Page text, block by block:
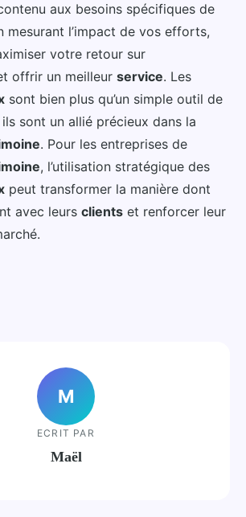
aux besoins spécifiques de
mesurant l’impact de vos efforts,
votre retour sur
offrir un meilleur service. Les
sont bien plus qu’un simple outil de
sont un allié précieux dans la
. Pour les entreprises de
, l’utilisation stratégique des
peut transformer la manière dont
avec leurs clients et renforcer leur
M
ECRIT PAR
Maël